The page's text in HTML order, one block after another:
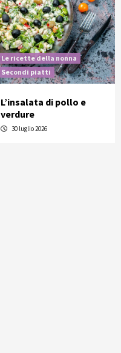
Le ricette della nonna
Secondi piatti
L’insalata di pollo e
verdure
30 luglio 2026